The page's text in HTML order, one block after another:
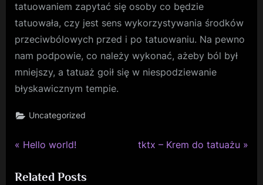
tatuowaniem zapytać się osoby co będzie
tatuowała, czy jest sens wykorzystywania środków
przeciwbólowych przed i po tatuowaniu. Na pewno
nam podpowie, co należy wykonać, ażeby ból był
mniejszy, a tatuaż goił się w niespodziewanie
błyskawicznym tempie.
Uncategorized
Nawigacja
wpisu
P
e
Hello world!
N
tktx – Krem do tatuażu
Related Posts